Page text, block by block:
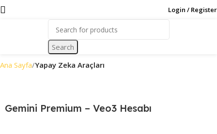
Login / Register
Search
Ana Sayfa Yapay Zeka Araçları
Gemini Premium – Veo3 Hesabı